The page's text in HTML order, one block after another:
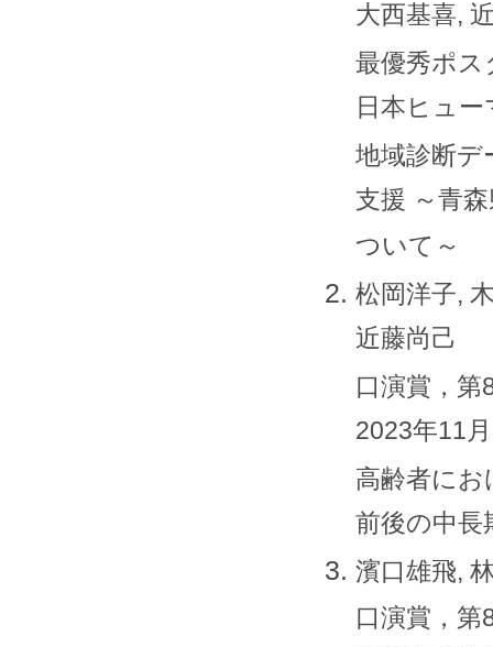
大西基喜,
最優秀ポス
日本ヒュ
地域診断デ
支援 ～青
ついて～
松岡洋子,
近藤尚己
口演賞，第
2023年11
高齢者にお
前後の中長
濱口雄飛,
口演賞，第